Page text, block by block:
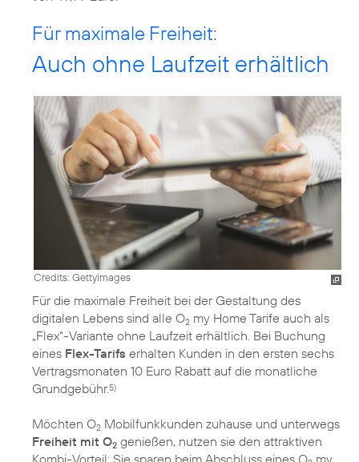
Für maximale Freiheit:
Auch ohne Laufzeit erhältlich
Credits: Gettyimages
Für die maximale Freiheit bei der Gestaltung des
digitalen Lebens sind alle O2 my Home Tarife auch als
„Flex“-Variante ohne Laufzeit erhältlich. Bei Buchung
eines Flex-Tarifs erhalten Kunden in den ersten sechs
Vertragsmonaten 10 Euro Rabatt auf die monatliche
Grundgebühr.5)
Möchten O2 Mobilfunkkunden zuhause und unterwegs
Freiheit mit O2 genießen, nutzen sie den attraktiven
Kombi-Vorteil: Sie sparen beim Abschluss eines O my